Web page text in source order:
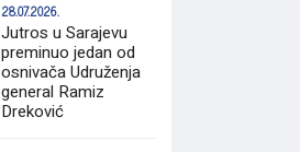
28.07.2026.
Jutros u Sarajevu
preminuo jedan od
osnivača Udruženja
general Ramiz
Dreković